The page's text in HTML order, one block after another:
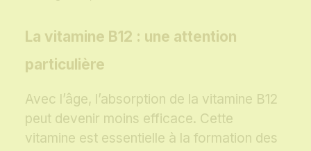
La vitamine B12 : une attention
particulière
Avec l’âge, l’absorption de la vitamine B12
peut devenir moins efficace. Cette
vitamine est essentielle à la formation des